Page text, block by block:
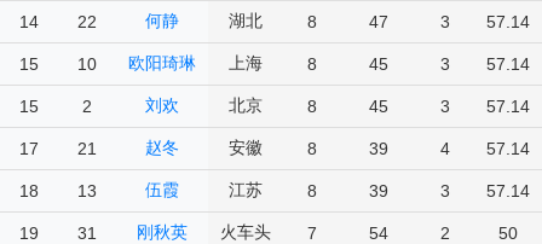
14 22 何静 湖北 8 47 3 57.14
15 10 欧阳琦琳 上海 8 45 3 57.14
15 2 刘欢 北京 8 45 3 57.14
17 21 赵冬 安徽 8 39 4 57.14
18 13 伍霞 江苏 8 39 3 57.14
19 31 刚秋英 火车头 7 54 2 50